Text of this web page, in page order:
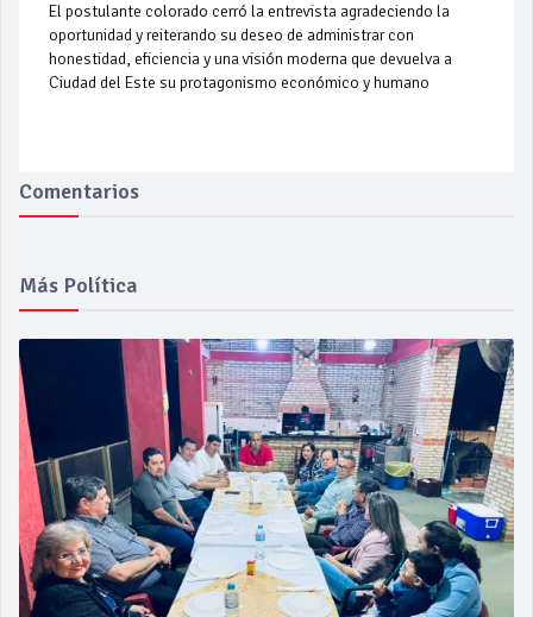
El postulante colorado cerró la entrevista agradeciendo la
oportunidad y reiterando su deseo de administrar con
honestidad, eficiencia y una visión moderna que devuelva a
Ciudad del Este su protagonismo económico y humano
Comentarios
Más Política